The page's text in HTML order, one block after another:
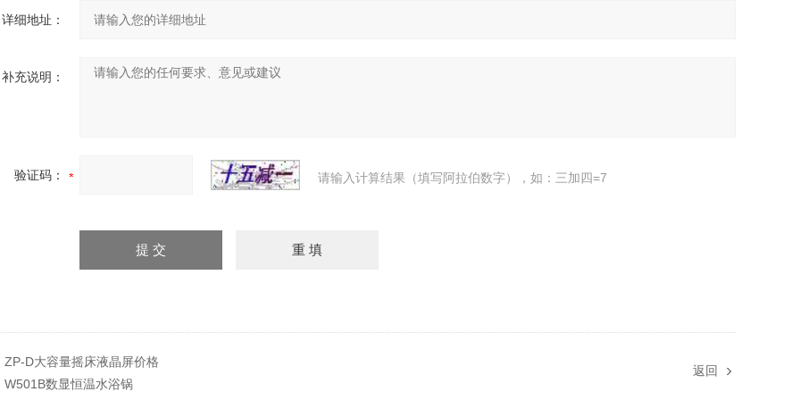
详细地址：
补充说明：
验证码： 请输入计算结果（填写阿拉伯数字），如：三加四=7
ZP-D大容量摇床液晶屏价格
W501B数显恒温水浴锅
返回